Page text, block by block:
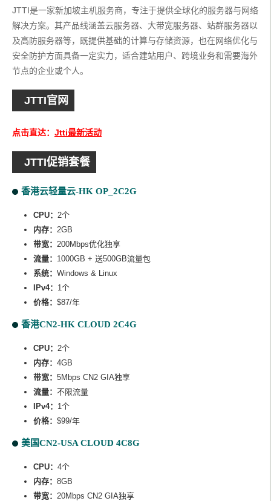
JTTI是一家新加坡主机服务商，专注于提供全球化的服务器与网络
解决方案。其产品线涵盖云服务器、大带宽服务器、站群服务器以
及高防服务器等，既提供基础的计算与存储资源，也在网络优化与
安全防护方面具备一定实力，适合建站用户、跨境业务和需要海外
节点的企业或个人。
JTTI官网
点击直达： Jtti最新活动
JTTI促销套餐
香港云轻量云-HK OP_2C2G
CPU： 2个
内存： 2GB
带宽： 200Mbps优化独享
流量： 1000GB + 送500GB流量包
系统： Windows & Linux
IPv4： 1个
价格： $87/年
香港CN2-HK CLOUD 2C4G
CPU： 2个
内存： 4GB
带宽： 5Mbps CN2 GIA独享
流量： 不限流量
IPv4： 1个
价格： $99/年
美国CN2-USA CLOUD 4C8G
CPU： 4个
内存： 8GB
带宽： 20Mbps CN2 GIA独享